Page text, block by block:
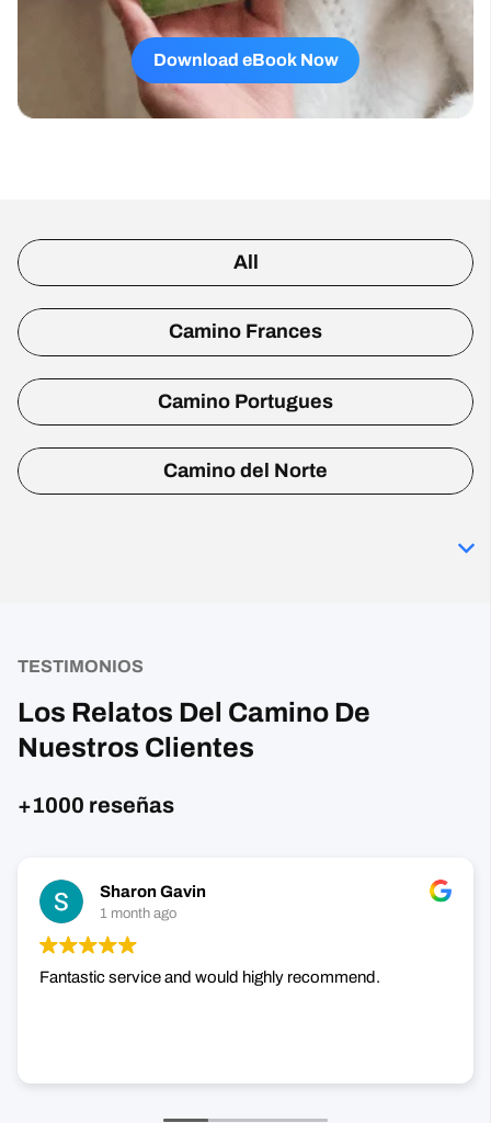
Download eBook Now
All
Camino Frances
Camino Portugues
Camino del Norte
TESTIMONIOS
Los Relatos Del Camino De
Nuestros Clientes
+1000 reseñas
Sharon Gavin
1 month ago
Fantastic service and would highly recommend.